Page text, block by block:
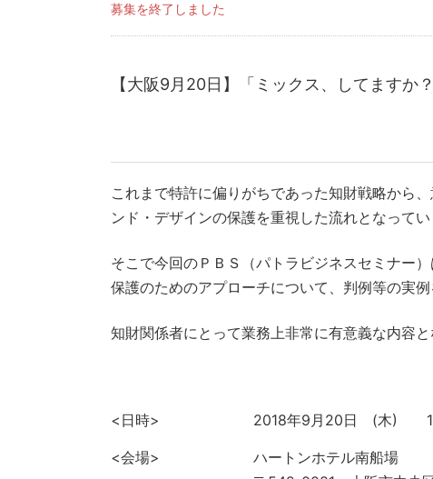
募集を終了しました
【大阪9月20日】「ミックス、してますか
これまで特許に偏りがちであった知財戦略から
ンド・デザインの保護を重視した流れとなってい
そこで今回のＰＢＳ（パトラビジネスセミナー
保護のためのアプローチについて、判例等の実
知財関係者にとって業務上非常に有意義な内容と
<日時> 2018年9月20日 (木) 14
<会場>
ハートンホテル南船場